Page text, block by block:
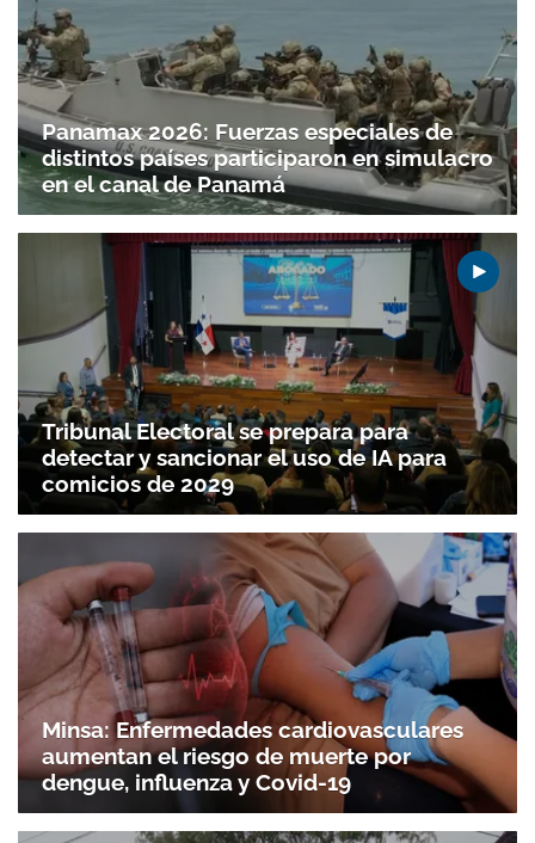
Panamax 2026: Fuerzas especiales de
distintos países participaron en simulacro
en el canal de Panamá
Tribunal Electoral se prepara para
detectar y sancionar el uso de IA para
comicios de 2029
Minsa: Enfermedades cardiovasculares
aumentan el riesgo de muerte por
dengue, influenza y Covid-19